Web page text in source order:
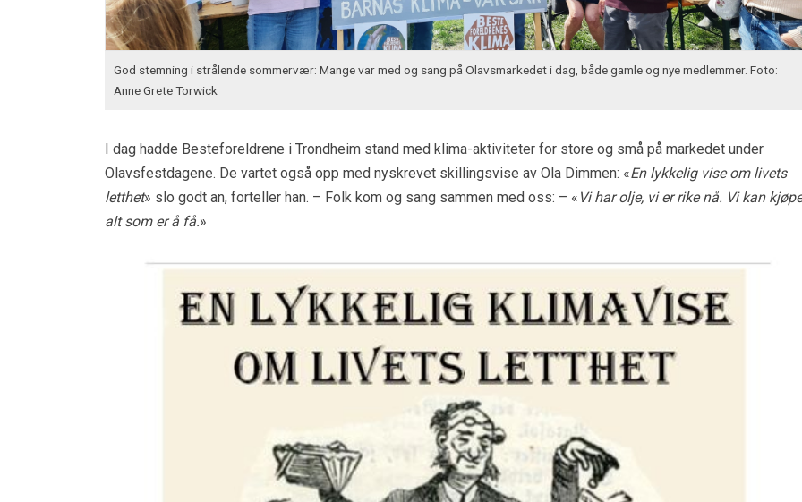
God stemning i strålende sommervær: Mange var med og sang på Olavsmarkedet i dag, både gamle og nye medlemmer. Foto:
Anne Grete Torwick
I dag hadde Besteforeldrene i Trondheim stand med klima-aktiviteter for store og små på markedet under
Olavsfestdagene. De vartet også opp med nyskrevet skillingsvise av Ola Dimmen: «En lykkelig vise om livets
letthet» slo godt an, forteller han. – Folk kom og sang sammen med oss: – « Vi har olje, vi er rike nå. Vi kan kjøpe
alt som er å få.»